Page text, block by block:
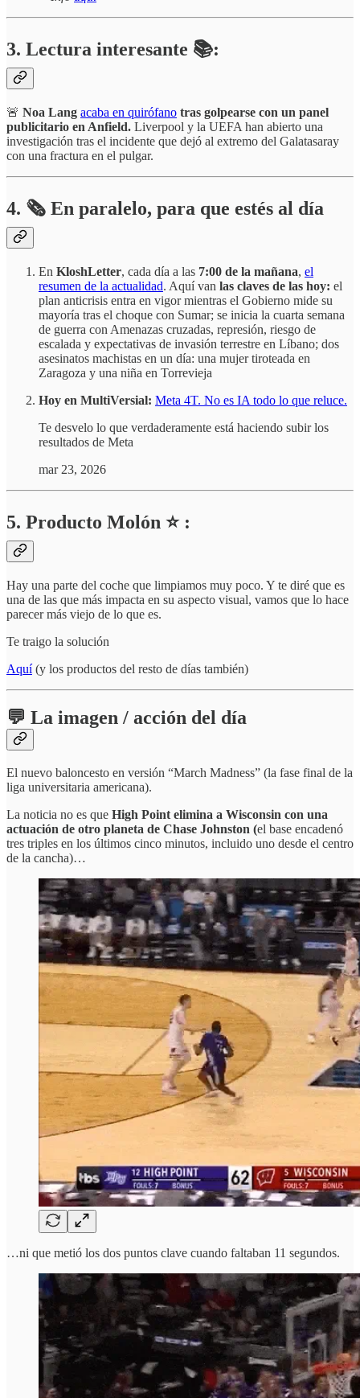
3. Lectura interesante 📚:
🚨 Noa Lang acaba en quirófano tras golpearse con un panel
publicitario en Anfield. Liverpool y la UEFA han abierto una
investigación tras el incidente que dejó al extremo del Galatasaray
con una fractura en el pulgar.
4. 🗞️ En paralelo, para que estés al día
En KloshLetter, cada día a las 7:00 de la mañana, el
resumen de la actualidad. Aquí van las claves de las hoy: el
plan anticrisis entra en vigor mientras el Gobierno mide su
mayoría tras el choque con Sumar; se inicia la cuarta semana
de guerra con Amenazas cruzadas, represión, riesgo de
escalada y expectativas de invasión terrestre en Líbano; dos
asesinatos machistas en un día: una mujer tiroteada en
Zaragoza y una niña en Torrevieja
Hoy en MultiVersial: Meta 4T. No es IA todo lo que reluce.
Te desvelo lo que verdaderamente está haciendo subir los
resultados de Meta
mar 23, 2026
5. Producto Molón ⭐ :
Hay una parte del coche que limpiamos muy poco. Y te diré que es
una de las que más impacta en su aspecto visual, vamos que lo hace
parecer más viejo de lo que es.
Te traigo la solución
Aquí(y los productos del resto de días también)
💬 La imagen / acción del día
El nuevo baloncesto en versión “March Madness” (la fase final de la
liga universitaria americana).
La noticia no es que High Point elimina a Wisconsin con una
actuación de otro planeta de Chase Johnston (el base encadenó
tres triples en los últimos cinco minutos, incluido uno desde el centro
de la cancha)…
…ni que metió los dos puntos clave cuando faltaban 11 segundos.